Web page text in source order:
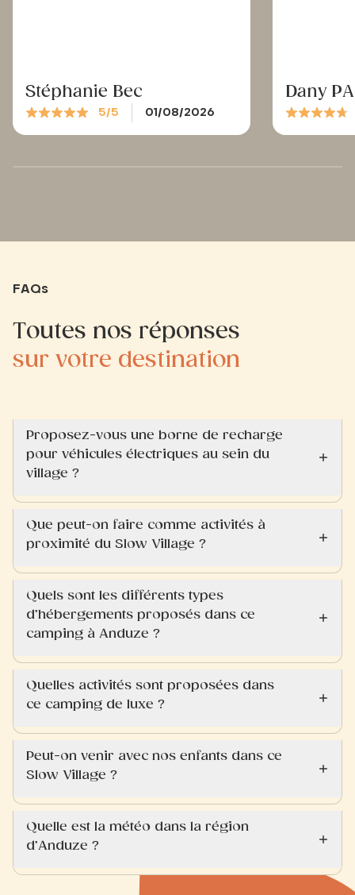
Stéphanie Bec
5/5 01/08/2026
Dany
FAQs
Toutes nos réponses
sur votre destination
Proposez-vous une borne de recharge
pour véhicules électriques au sein du
village ?
Que peut-on faire comme activités à
proximité du Slow Village ?
Quels sont les différents types
d’hébergements proposés dans ce
camping à Anduze ?
Quelles activités sont proposées dans
ce camping de luxe ?
Peut-on venir avec nos enfants dans ce
Slow Village ?
Quelle est la météo dans la région
d’Anduze ?